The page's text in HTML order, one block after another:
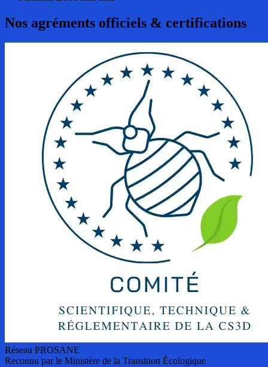
Nos agréments officiels & certifications
Réseau PROSANE
Reconnu par le Ministère de la Transition Écologique